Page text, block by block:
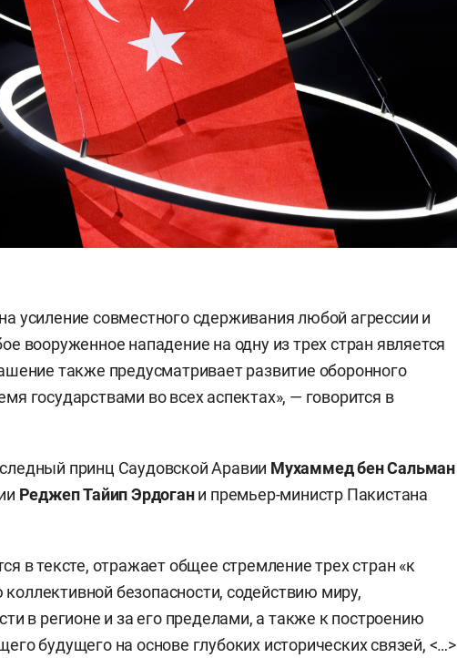
усиление совместного сдерживания любой агрессии и
вооруженное нападение на одну из трех стран является
также предусматривает развитие оборонного
государствами во всех аспектах», — говорится в
принц Саудовской Аравии Мухаммед бен Сальман
РеджепТайип Эрдогани премьер-министр Пакистана
в тексте, отражает общее стремление трех стран «к
безопасности, содействию миру,
в регионе и за его пределами, а также к построению
будущего на основе глубоких исторических связей, <…>